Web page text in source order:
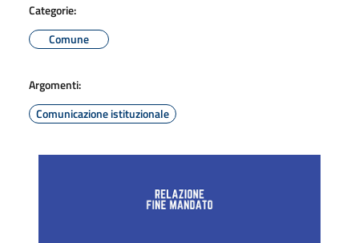
Categorie:
Comune
Argomenti:
Comunicazione istituzionale